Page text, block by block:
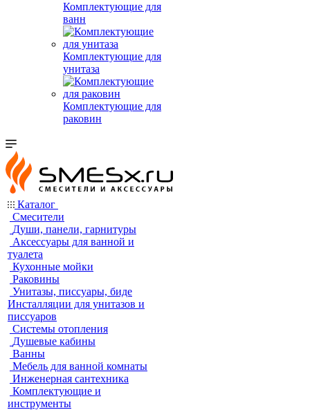
Комплектующие для
ванн
Комплектующие для
унитаза
Комплектующие для
раковин
Каталог
Смесители
Души, панели, гарнитуры
Аксессуары для ванной и
туалета
Кухонные мойки
Раковины
Унитазы, писсуары, биде
Инсталляции для унитазов и
писсуаров
Системы отопления
Душевые кабины
Ванны
Мебель для ванной комнаты
Инженерная сантехника
Комплектующие и
инструменты